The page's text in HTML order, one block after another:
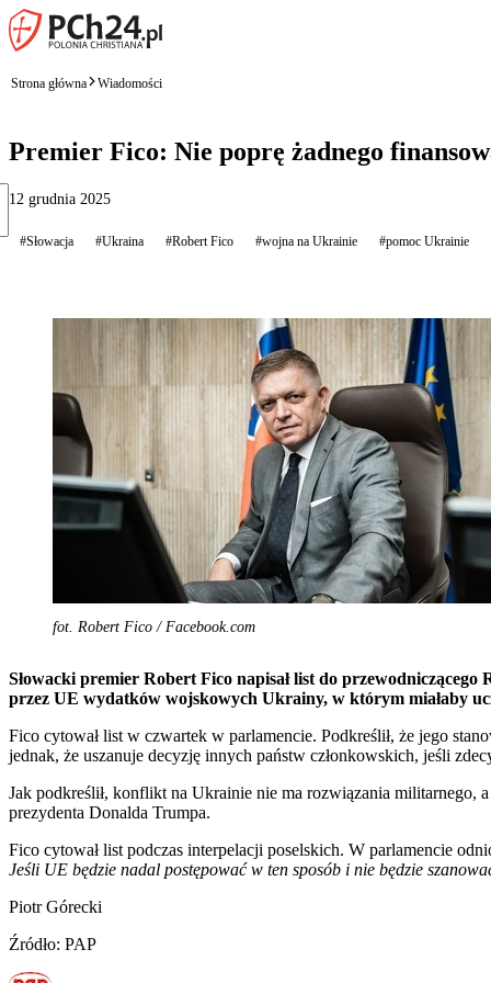
Strona główna Wiadomości
Premier Fico: Nie poprę żadnego
12 grudnia 2025
#Słowacja #Ukraina #Robert Fico #wojna na Ukrainie #pomoc Ukrainie
fot. Robert Fico / Facebook.com
Słowacki premier Robert Fico napisał list do
przez UE wydatków wojskowych Ukrainy, w którym miałaby
Fico cytował list w czwartek w parlamencie. Podkreślił, że jego
jednak, że uszanuje decyzję innych państw członkowskich, jeśli
Jak podkreślił, konflikt na Ukrainie nie ma rozwiązania militarnego,
prezydenta Donalda Trumpa.
Fico cytował list podczas interpelacji poselskich. W parlamencie
Jeśli UE będzie nadal postępować w ten sposób i nie będzie
Piotr Górecki
Źródło: PAP